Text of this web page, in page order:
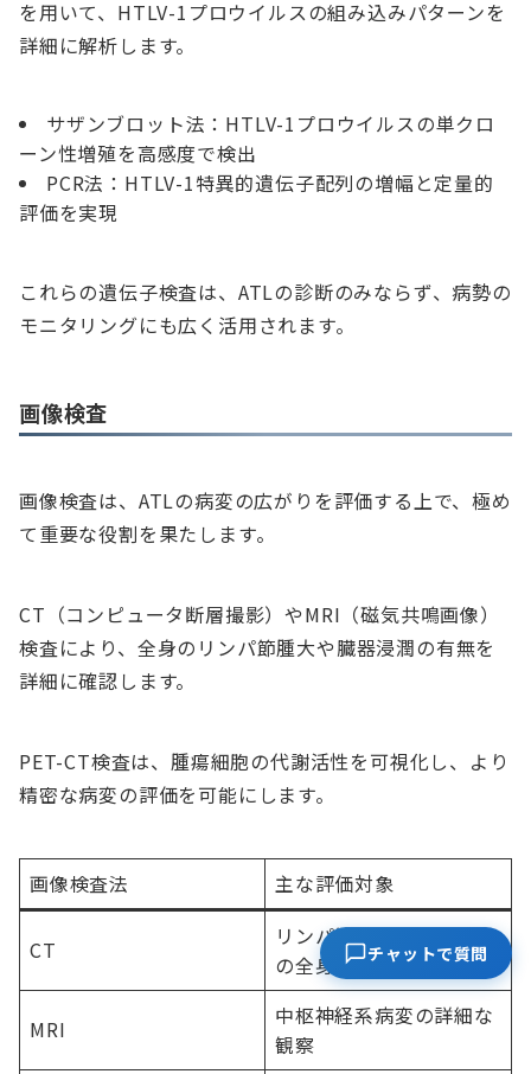
を用いて、HTLV-1プロウイルスの組み込みパターンを
詳細に解析します。
サザンブロット法：HTLV-1プロウイルスの単クロ
ーン性増殖を高感度で検出
PCR法：HTLV-1特異的遺伝子配列の増幅と定量的
評価を実現
これらの遺伝子検査は、ATLの診断のみならず、病勢の
モニタリングにも広く活用されます。
画像検査
画像検査は、ATLの病変の広がりを評価する上で、極め
て重要な役割を果たします。
CT（コンピュータ断層撮影）やMRI（磁気共鳴画像）
検査により、全身のリンパ節腫大や臓器浸潤の有無を
詳細に確認します。
PET-CT検査は、腫瘍細胞の代謝活性を可視化し、より
精密な病変の評価を可能にします。
画像検査法 主な評価対象
CT
リンパ節腫大、臓器浸潤
の全身的評価
MRI
中枢神経系病変の詳細な
観察
チャットで質問